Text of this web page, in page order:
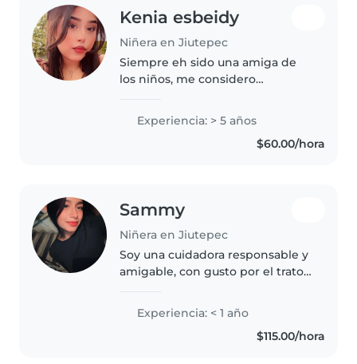
Kenia esbeidy
Niñera en Jiutepec
Siempre eh sido una amiga de
los niños, me considero
con actitud positiva, una buena
escucha activa, que siempre trata
de poner por delante a los
Experiencia: > 5 años
$60.00/hora
Sammy
Niñera en Jiutepec
Soy una cuidadora responsable y
amigable, con gusto por el trato
Disfruto leyendo, haciendo
manualidades y jugando con
ellos. Me encantan las mascotas
Experiencia: < 1 año
$115.00/hora